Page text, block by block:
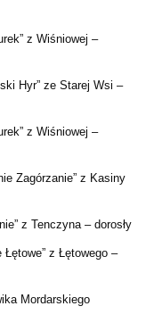
z Wiśniowej –
Hyr” ze Starej Wsi –
z Wiśniowej –
Zagórzanie” z Kasiny
z Tenczyna – dorosły
Łętowe” z Łętowego –
Mordarskiego